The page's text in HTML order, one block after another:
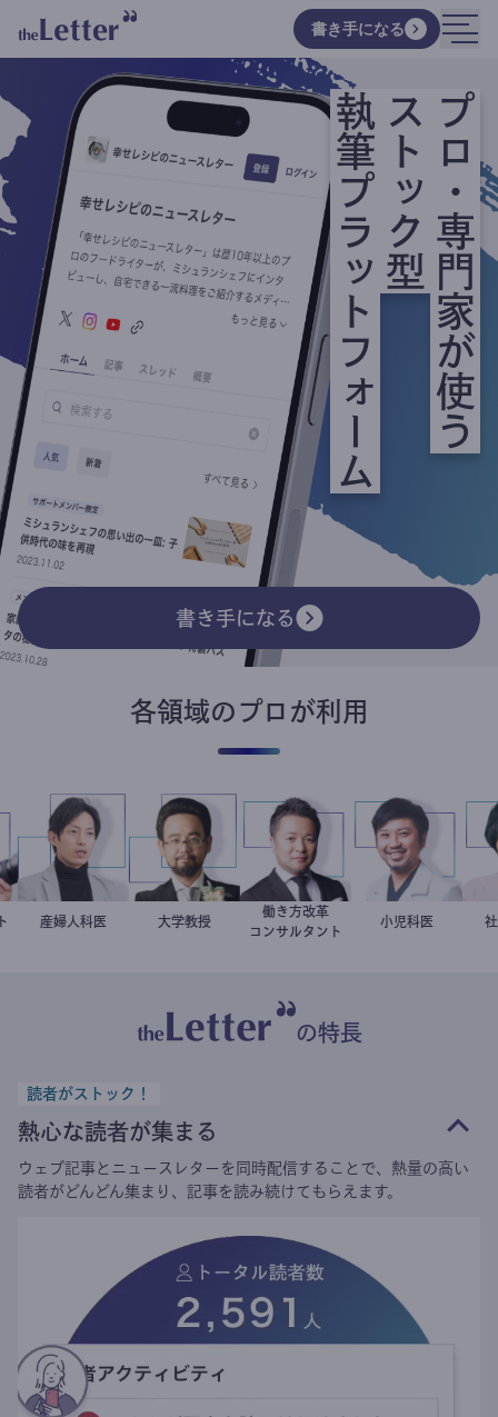
書き手になる
プロ・専門家が使う
ストック型
執筆プラットフォーム
書き手になる
各領域のプロが利用
ト 重見大介
産婦人科医 金谷一朗
大学教授 新田龍
働き方改革
コンサルタント
今西洋介
小児科医
の特長
読者がストック！
熱心な読者が集まる
ウェブ記事とニュースレターを同時配信することで、熱量の高い
読者がどんどん集まり、記事を読み続けてもらえます。